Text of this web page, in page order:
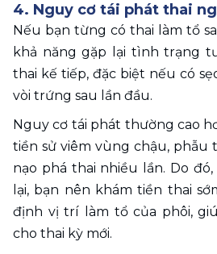
4. Nguy cơ tái phát thai
Nếu bạn từng có thai làm tổ
khả năng gặp lại tình trạng
thai kế tiếp, đặc biệt nếu có
vòi trứng sau lần đầu.
Nguy cơ tái phát thường cao
tiền sử viêm vùng chậu, phẫu
nạo phá thai nhiều lần. Do
lại, bạn nên khám tiền thai
định vị trí làm tổ của phôi,
cho thai kỳ mới.